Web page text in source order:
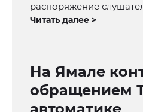
распоряжение
Читать далее >
На Ямале
обращением